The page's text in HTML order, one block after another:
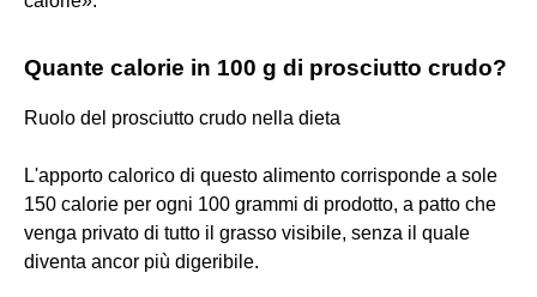
Quante calorie in 100 g di prosciutto crudo?
Ruolo del prosciutto crudo nella dieta
L'apporto calorico di questo alimento corrisponde a sole
150 calorie per ogni 100 grammi di prodotto, a patto che
venga privato di tutto il grasso visibile, senza il quale
diventa ancor più digeribile.